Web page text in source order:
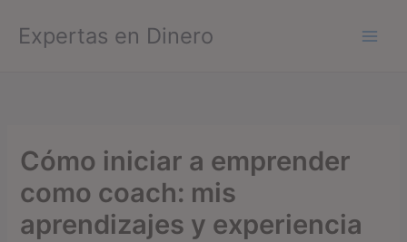
contenido
Expertas en Dinero
Cómo iniciar a emprender
como coach: mis
aprendizajes y experiencia